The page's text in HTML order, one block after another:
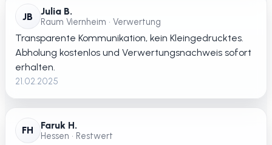
JB Julia B.
Raum Viernheim • Verwertung
Transparente Kommunikation, kein Kleingedrucktes.
Abholung kostenlos und Verwertungsnachweis sofort
erhalten.
21.02.2025
FH Faruk H.
Hessen • Restwert